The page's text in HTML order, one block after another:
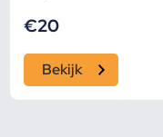
€20
Bekijk